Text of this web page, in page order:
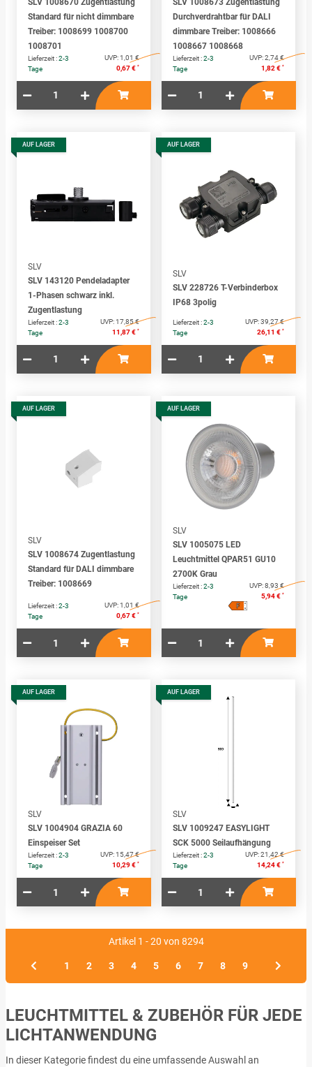
Standard für nicht dimmbare
Treiber: 1008699 1008700
1008701
Lieferzeit :2-3
Tage
UVP:1,01 €
0,67 € *
Durchverdrahtbar für DALI
dimmbare Treiber: 1008666
1008667 1008668
Lieferzeit :2-3
Tage
UVP:2,74 €
1,82 € *
AUF LAGER
SLV
SLV 143120 Pendeladapter
1-Phasen schwarz inkl.
Zugentlastung
Lieferzeit :2-3
Tage
UVP:17,85 €
11,87 € *
AUF LAGER
SLV
SLV 228726 T-Verbinderbox
IP68 3polig
Lieferzeit :2-3
Tage
UVP:39,27 €
26,11 € *
AUF LAGER
SLV
SLV 1008674 Zugentlastung
Standard für DALI dimmbare
Treiber: 1008669
Lieferzeit :2-3
Tage
UVP:1,01 €
0,67 € *
AUF LAGER
SLV
SLV 1005075 LED
Leuchtmittel QPAR51 GU10
2700K Grau
Lieferzeit :2-3
Tage
UVP:8,93 €
5,94 € *
A
↑
G
F
AUF LAGER
SLV
SLV 1004904 GRAZIA 60
Einspeiser Set
Lieferzeit :2-3
Tage
UVP:15,47 €
10,29 € *
AUF LAGER
SLV
SLV 1009247 EASYLIGHT
SCK 5000 Seilaufhängung
Lieferzeit :2-3
Tage
UVP:21,42 €
14,24 € *
Artikel 1 - 20 von 8294
1 2 3 4 5 6 7 8 9
LEUCHTMITTEL & ZUBEHÖR FÜR JEDE
LICHTANWENDUNG
In dieser Kategorie findest du eine umfassende Auswahl an